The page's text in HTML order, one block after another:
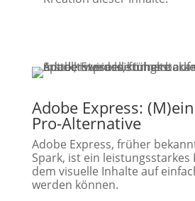
Adobe Express:
Pro-Alternative
Adobe Express, früher
Spark, ist ein leistungsstarkes
dem visuelle Inhalte auf
werden können.